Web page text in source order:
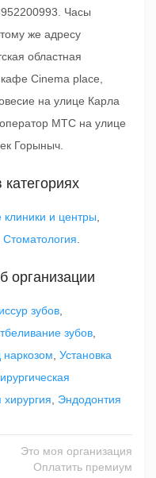
Часы
же адресу
областная
Cinema place,
на улице Карла
МТС на улице
Горыныч.
клиники и центры
Стоматология
организации
зубов
зубов
наркозом Установка
Эндодонтия
Это моя организация
Оплатить премиум